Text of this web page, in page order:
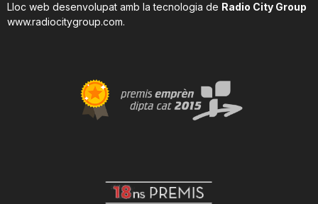
Lloc web desenvolupat amb la tecnologia de Radio City Group
www.radiocitygroup.com.